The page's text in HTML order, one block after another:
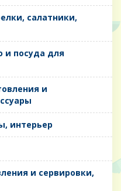
салатники,
и посуда для
и
интерьер
и сервировки,